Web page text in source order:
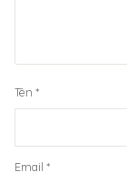
Tên *
Email *